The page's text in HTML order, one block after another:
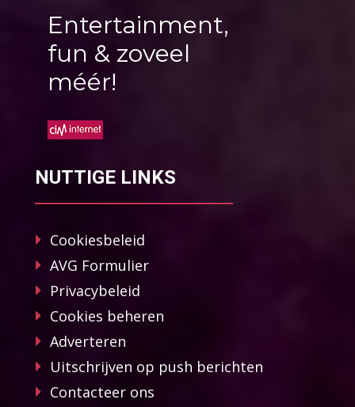
Entertainment,
fun & zoveel
méér!
NUTTIGE LINKS
Cookiesbeleid
AVG Formulier
Privacybeleid
Cookies beheren
Adverteren
Uitschrijven op push berichten
Contacteer ons